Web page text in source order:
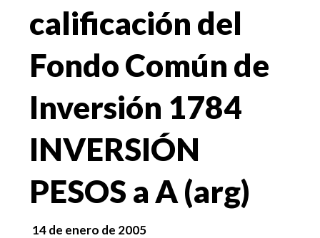
calificación del
Fondo Común de
Inversión 1784
INVERSIÓN
PESOS a A (arg)
14 de enero de 2005